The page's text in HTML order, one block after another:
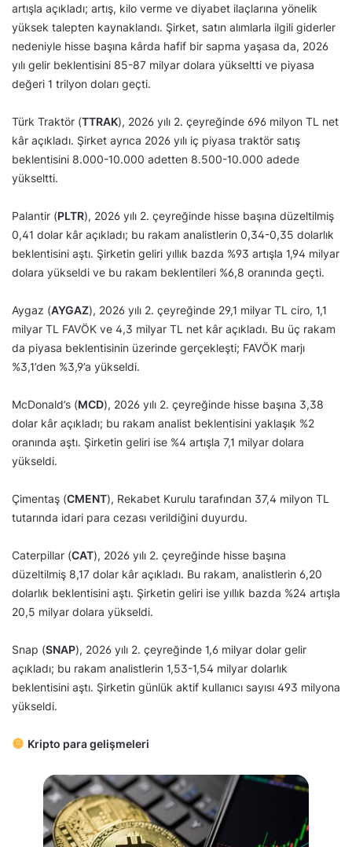
artışla açıkladı; artış, kilo verme ve diyabet ilaçlarına yönelik
yüksek talepten kaynaklandı. Şirket, satın alımlarla ilgili giderler
nedeniyle hisse başına kârda hafif bir sapma yaşasa da, 2026
yılı gelir beklentisini 85-87 milyar dolara yükseltti ve piyasa
değeri 1 trilyon doları geçti.
Türk Traktör (TTRAK), 2026 yılı 2. çeyreğinde 696 milyon TL net
kâr açıkladı. Şirket ayrıca 2026 yılı iç piyasa traktör satış
beklentisini 8.000-10.000 adetten 8.500-10.000 adede
yükseltti.
Palantir (PLTR), 2026 yılı 2. çeyreğinde hisse başına düzeltilmiş
0,41 dolar kâr açıkladı; bu rakam analistlerin 0,34-0,35 dolarlık
beklentisini aştı. Şirketin geliri yıllık bazda %93 artışla 1,94 milyar
dolara yükseldi ve bu rakam beklentileri %6,8 oranında geçti.
Aygaz (AYGAZ), 2026 yılı 2. çeyreğinde 29,1 milyar TL ciro, 1,1
milyar TL FAVÖK ve 4,3 milyar TL net kâr açıkladı. Bu üç rakam
da piyasa beklentisinin üzerinde gerçekleşti; FAVÖK marjı
%3,1’den %3,9’a yükseldi.
McDonald’s (MCD), 2026 yılı 2. çeyreğinde hisse başına 3,38
dolar kâr açıkladı; bu rakam analist beklentisini yaklaşık %2
oranında aştı. Şirketin geliri ise %4 artışla 7,1 milyar dolara
yükseldi.
Çimentaş (CMENT), Rekabet Kurulu tarafından 37,4 milyon TL
tutarında idari para cezası verildiğini duyurdu.
Caterpillar (CAT), 2026 yılı 2. çeyreğinde hisse başına
düzeltilmiş 8,17 dolar kâr açıkladı. Bu rakam, analistlerin 6,20
dolarlık beklentisini aştı. Şirketin geliri ise yıllık bazda %24 artışla
20,5 milyar dolara yükseldi.
Snap (SNAP), 2026 yılı 2. çeyreğinde 1,6 milyar dolar gelir
açıkladı; bu rakam analistlerin 1,53-1,54 milyar dolarlık
beklentisini aştı. Şirketin günlük aktif kullanıcı sayısı 493 milyona
yükseldi.
Kripto para gelişmeleri